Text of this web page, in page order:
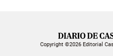
Copyright ©2026 Editorial